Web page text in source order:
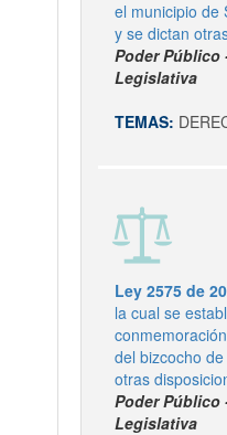
el municipio de
y se dictan
Poder Público
Legislativa
TEMAS:
Ley 2575 de
la cual se
del bizcocho
otras
Poder Público
Legislativa